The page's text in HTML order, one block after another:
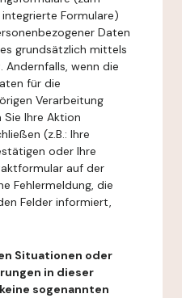
Formulare)
Daten
grundsätzlich mittels
Andernfalls, wenn die
für die
Verarbeitung
Ihre Aktion
(z.B.: Ihre
oder Ihre
auf der
Fehlermeldung, die
Felder informiert,
Situationen oder
in dieser
sogenannten